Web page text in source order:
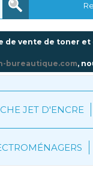
vente de toner
bureautique.com,
JET D'ENCRE